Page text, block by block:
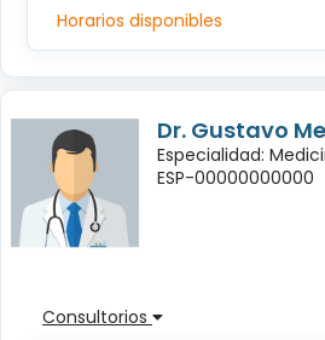
Horarios disponibles
Dr. Gustavo
Especialidad:
ESP-00000000000
Consultorios